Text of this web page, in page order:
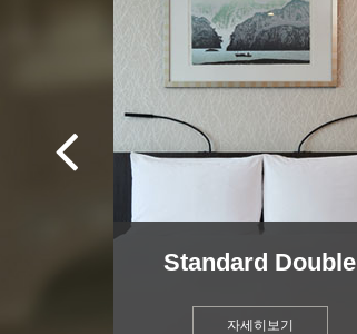
Standard Double
자세히보기